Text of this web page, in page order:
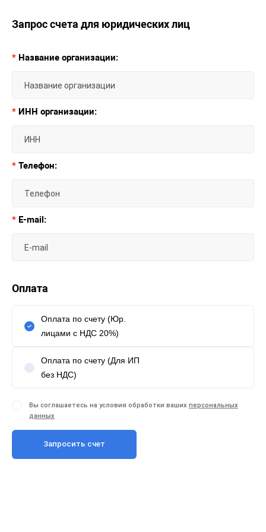
Запрос счета для юридических лиц
* Название организации:
* ИНН организации:
* Телефон:
* E-mail:
Оплата
Оплата по счету (Юр.
лицами с НДС 20%)
Оплата по счету (Для ИП
без НДС)
Вы соглашаетесь на условия обработки ваших персональных
данных